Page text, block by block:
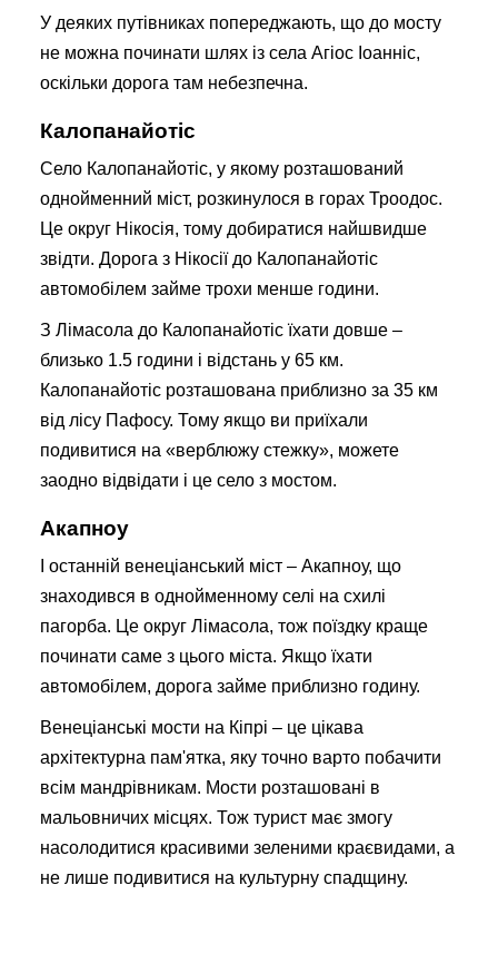
У деяких путівниках попереджають, що до мосту
не можна починати шлях із села Агіос Іоанніс,
оскільки дорога там небезпечна.
Калопанайотіс
Село Калопанайотіс, у якому розташований
однойменний міст, розкинулося в горах Троодос.
Це округ Нікосія, тому добиратися найшвидше
звідти. Дорога з Нікосії до Калопанайотіс
автомобілем займе трохи менше години.
З Лімасола до Калопанайотіс їхати довше –
близько 1.5 години і відстань у 65 км.
Калопанайотіс розташована приблизно за 35 км
від лісу Пафосу. Тому якщо ви приїхали
подивитися на «верблюжу стежку», можете
заодно відвідати і це село з мостом.
Акапноу
І останній венеціанський міст – Акапноу, що
знаходився в однойменному селі на схилі
пагорба. Це округ Лімасола, тож поїздку краще
починати саме з цього міста. Якщо їхати
автомобілем, дорога займе приблизно годину.
Венеціанські мости на Кіпрі – це цікава
архітектурна пам'ятка, яку точно варто побачити
всім мандрівникам. Мости розташовані в
мальовничих місцях. Тож турист має змогу
насолодитися красивими зеленими краєвидами, а
не лише подивитися на культурну спадщину.